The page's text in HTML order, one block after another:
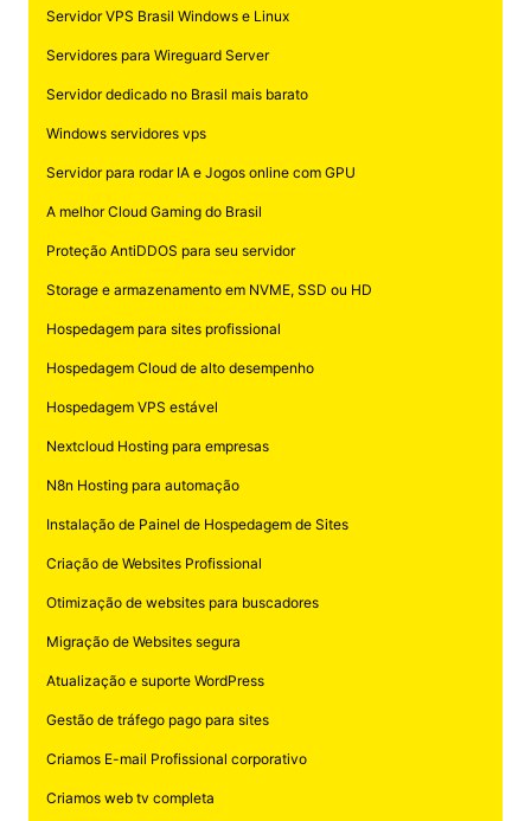
Servidor VPS Brasil Windows e Linux
Servidores para Wireguard Server
Servidor dedicado no Brasil mais barato
Windows servidores vps
Servidor para rodar IA e Jogos online com GPU
A melhor Cloud Gaming do Brasil
Proteção AntiDDOS para seu servidor
Storage e armazenamento em NVME, SSD ou HD
Hospedagem para sites profissional
Hospedagem Cloud de alto desempenho
Hospedagem VPS estável
Nextcloud Hosting para empresas
N8n Hosting para automação
Instalação de Painel de Hospedagem de Sites
Criação de Websites Profissional
Otimização de websites para buscadores
Migração de Websites segura
Atualização e suporte WordPress
Gestão de tráfego pago para sites
Criamos E-mail Profissional corporativo
Criamos web tv completa